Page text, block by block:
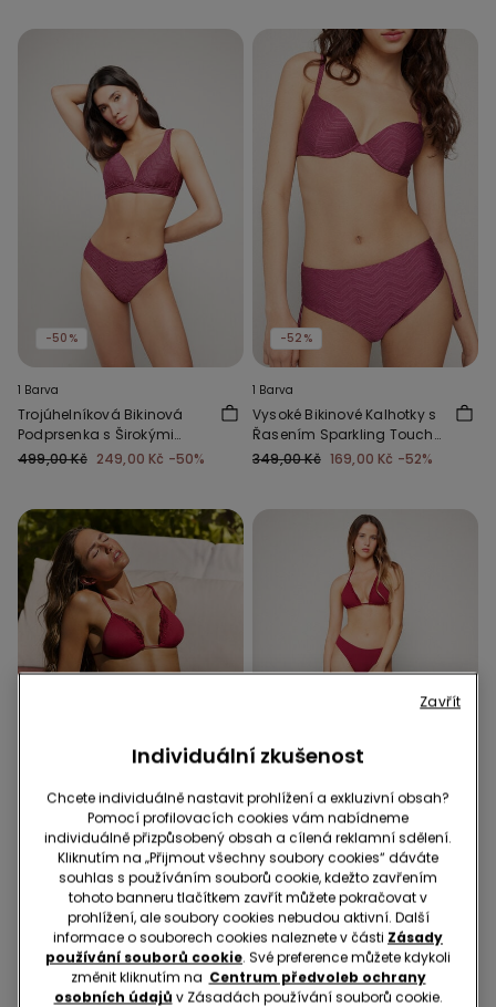
-50%
1 Barva
Trojúhelníková Bikinová
Podprsenka s Širokými
Ramínky Sparkling Touch
499,00 Kč 249,00 Kč -50%
-52%
1 Barva
Vysoké Bikinové Kalhotky s
Řasením Sparkling Touch
Slézové
349,00 Kč 169,00 Kč -52%
Bikinová Trojúhelníková
Podprsenka s Mírnou
Vycpávkou Sunny Days
399,00 Kč 249,00 Kč-38%
-43%
1 Barva
Bikinové Brazilky Sunny
Days
299,00 Kč 169,00 Kč-43%
Individuální zkušenost
Chcete individuálně nastavit prohlížení a exkluzivní obsah?
Pomocí profilovacích cookies vám nabídneme
individuálně přizpůsobený obsah a cílená reklamní sdělení.
Kliknutím na „Přijmout všechny soubory cookies“ dáváte
souhlas s používáním souborů cookie, kdežto zavřením
tohoto banneru tlačítkem zavřít můžete pokračovat v
prohlížení, ale soubory cookies nebudou aktivní. Další
informace o souborech cookies naleznete v části Zásady
používání souborů cookie. Své preference můžete kdykoli
změnit kliknutím na Centrum předvoleb ochrany
osobních údajů v Zásadách používání souborů cookie.
Zavřít